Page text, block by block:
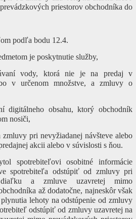
priestorov obchodníka do
podľa bodu 12.4.
je poskytnutie služby,
vody, ktorá nie je na predaj v
v určenom množstve, a zmluvy o
digitálneho obsahu, ktorý obchodník
nosiči,
pri nevyžiadanej návšteve alebo
akcii alebo v súvislosti s ňou.
spotrebiteľovi osobitné informácie
spotrebiteľa odstúpiť od zmluvy pri
a zmluve uzavretej mimo
až dodatočne, najneskôr však
lehoty na odstúpenie od zmluvy
odstúpiť od zmluvy uzavretej na